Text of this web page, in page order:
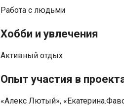
Работа с людьми
Хобби и увлечения
Активный отдых
Опыт участия в
«Алекс Лютый»,